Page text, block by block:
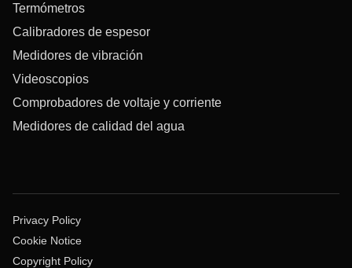
Termómetros
Calibradores de espesor
Medidores de vibración
Videoscopios
Comprobadores de voltaje y corriente
Medidores de calidad del agua
Privacy Policy
Cookie Notice
Copyright Policy